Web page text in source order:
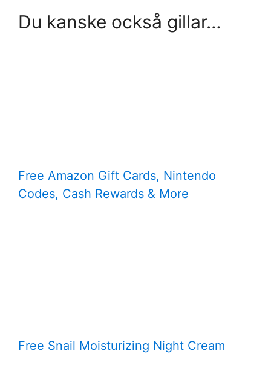
Du kanske också gillar…
Free Amazon Gift Cards, Nintendo
Codes, Cash Rewards & More
Free Snail Moisturizing Night Cream